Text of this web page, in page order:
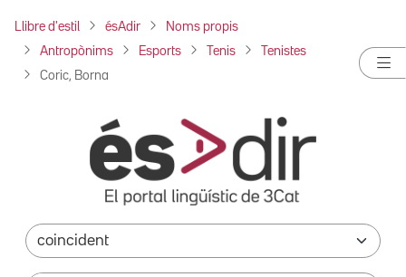
Llibre d'estil ésAdir Noms propis
Antropònims Esports Tenis Tenistes
Coric, Borna